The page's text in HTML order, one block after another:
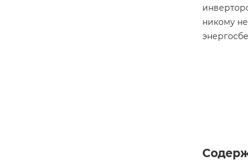
никому